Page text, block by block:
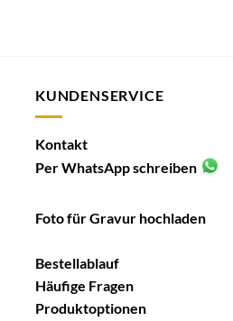
KUNDENSERVICE
Kontakt
Per WhatsApp schreiben
Foto für Gravur hochladen
Bestellablauf
Häufige Fragen
Produktoptionen